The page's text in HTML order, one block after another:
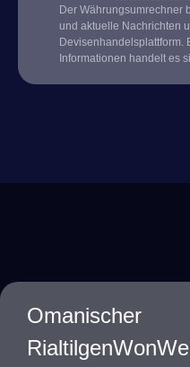
Der Währungsumrechner
und aktuelle Nachrichten
Devisenhandelsplattform.
Informationen handelt es
Omanischer